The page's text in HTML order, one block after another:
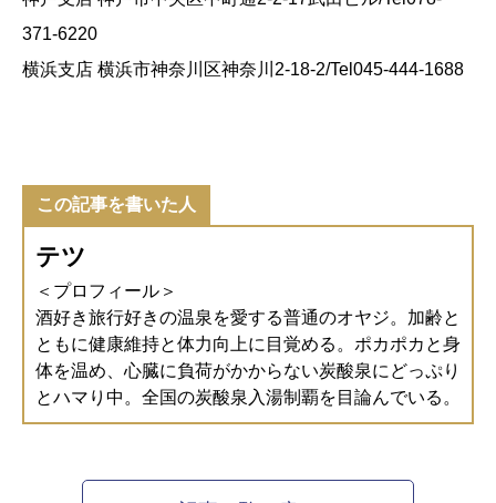
371-6220
横浜支店 横浜市神奈川区神奈川2-18-2/Tel045-444-1688
この記事を書いた人
テツ
＜プロフィール＞
酒好き旅行好きの温泉を愛する普通のオヤジ。加齢と
ともに健康維持と体力向上に目覚める。ポカポカと身
体を温め、心臓に負荷がかからない炭酸泉にどっぷり
とハマり中。全国の炭酸泉入湯制覇を目論んでいる。